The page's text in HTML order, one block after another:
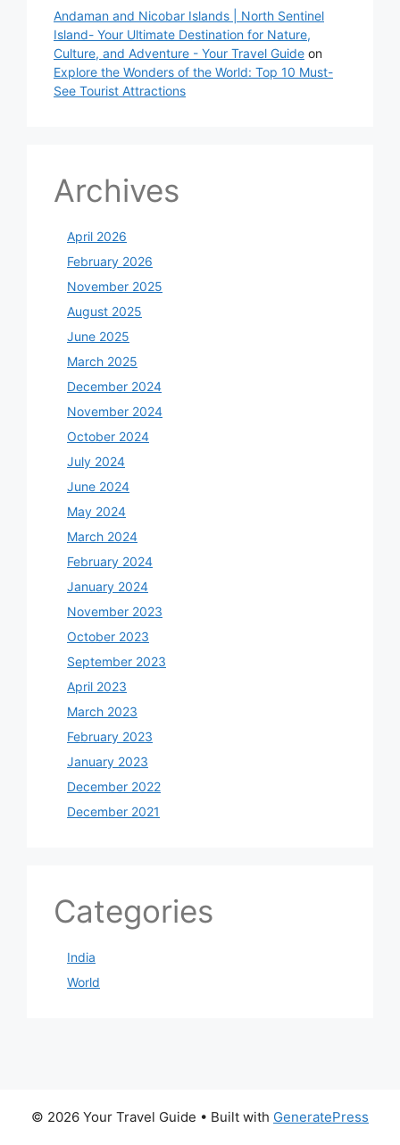
Andaman and Nicobar Islands | North Sentinel
Island- Your Ultimate Destination for Nature,
Culture, and Adventure - Your Travel Guide on
Explore the Wonders of the World: Top 10 Must-
See Tourist Attractions
Archives
April 2026
February 2026
November 2025
August 2025
June 2025
March 2025
December 2024
November 2024
October 2024
July 2024
June 2024
May 2024
March 2024
February 2024
January 2024
November 2023
October 2023
September 2023
April 2023
March 2023
February 2023
January 2023
December 2022
December 2021
Categories
India
World
© 2026 Your Travel Guide • Built with GeneratePress